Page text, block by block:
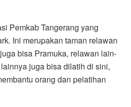
Pemkab Tangerang yang
Ini merupakan taman relawan
bisa Pramuka, relawan lain-
juga bisa dilatih di sini,
orang dan pelatihan